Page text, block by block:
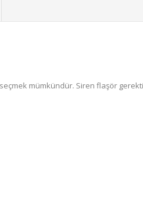
mümkündür. Siren flaşör